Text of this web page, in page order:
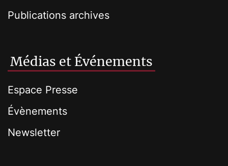
Publications archives
Médias et Événements
Espace Presse
Évènements
Newsletter